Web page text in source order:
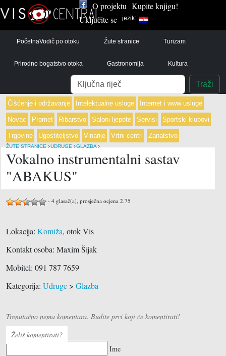
O projektu Kupite knjigu!
Uključite se
jezik:
PočetnaVodič po otoku Žute stranice Turizam
Prirodno bogatstvo otoka Gastronomija Kultura
Pretraga
Traži
Čišćenje i održavanje Intelektualne usluge Internet i www usluge
Novac Promet Ribarstvo Saloni ljepote Servisi Sportski klubovi
Trgovine Ugostiteljstvo Vinarije Vrtni centri Zanatstvo
ŽUTE STRANICE ›UDRUGE ›GLAZBA ›
Vokalno instrumentalni sastav
"ABAKUS"
- 4 glasač(a), prosječna ocjena 2.75
Lokacija: Komiža, otok Vis
Kontakt osoba: Maxim Šijak
Mobitel: 091 787 7659
Kategorija: Udruge > Glazba
Trenutačno nema komentara. Budite prvi koji će komentirati!
Želiš komentirati?
Ime